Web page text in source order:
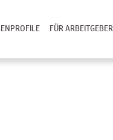
FÜR ARBEITGEBER